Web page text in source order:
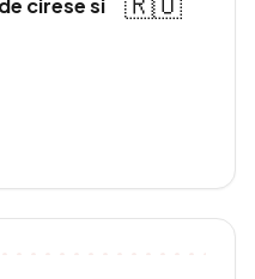
cirese si